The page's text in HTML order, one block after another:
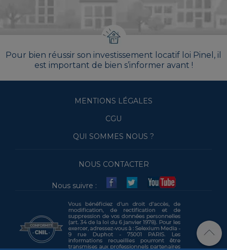
Pour bien réussir son investissement locatif loi Pinel, il
est important de bien s’informer avant !
MENTIONS LÉGALES
CGU
QUI SOMMES NOUS ?
NOUS CONTACTER
Nous suivre :